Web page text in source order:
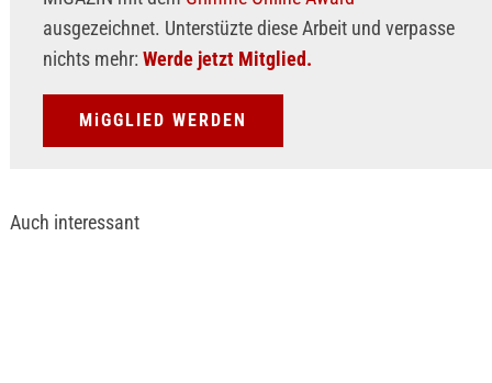
ausgezeichnet. Unterstüzte diese Arbeit und verpasse
nichts mehr: Werde jetzt Mitglied.
MiGGLIED WERDEN
Auch interessant